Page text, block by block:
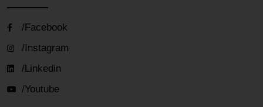
/Facebook
/Instagram
/Linkedin
/Youtube